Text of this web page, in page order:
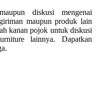
diskusi mengenai
maupun produk lain
kanan pojok untuk diskusi
lainnya. Dapatkan